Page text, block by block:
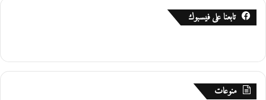
ل
ه
تابعنا على فيسبوك
منوعات